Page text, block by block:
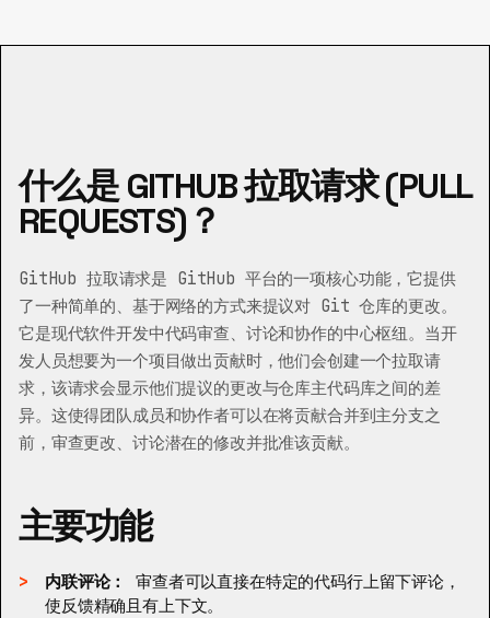
什么是 GITHUB 拉取请求 (PULL
REQUESTS)？
GitHub 拉取请求是 GitHub 平台的一项核心功能，它提供
了一种简单的、基于网络的方式来提议对 Git 仓库的更改。
它是现代软件开发中代码审查、讨论和协作的中心枢纽。当开
发人员想要为一个项目做出贡献时，他们会创建一个拉取请
求，该请求会显示他们提议的更改与仓库主代码库之间的差
异。这使得团队成员和协作者可以在将贡献合并到主分支之
前，审查更改、讨论潜在的修改并批准该贡献。
主要功能
内联评论：
审查者可以直接在特定的代码行上留下评论，
使反馈精确且有上下文。